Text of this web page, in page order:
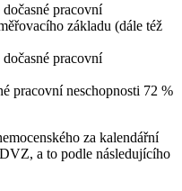
pracovní
základu (dále též
pracovní
pracovní neschopnosti 72 %
za kalendářní
a to podle následujícího